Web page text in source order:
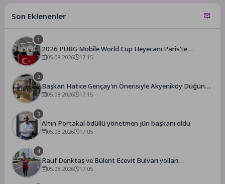
Son Eklenenler
1
2026 PUBG Mobile World Cup Heyecanı Paris’te
Başlıyor
05.08.2026 17:15
2
Başkan Hatice Gençay’ın Önerisiyle Akyeniköy Düğün
Salonu Yıl Sonuna Kadar Ücretsiz
05.08.2026 17:15
3
Altın Portakal ödüllü yönetmen jüri başkanı oldu
05.08.2026 17:05
4
Rauf Denktaş ve Bülent Ecevit Bulvarı yolları
asfaltlanıyor
05.08.2026 17:05